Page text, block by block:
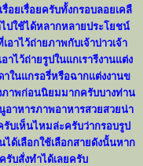
อยเรื่อยครับทั้งกรอบลอยเคลื
ปใช้ได้หลากหลายประโยชน์
อาไว้ถ่ายภาพกับเจ้าบ่าวเจ้า
าไว้ถ่ายรูปในแกเรารีงานแต่ง
าในแกรอรี่หรือฉากแต่งงานข
ภาพก่อนนิยมมากครับบางท่าน
อาหารภาพอาหารสวยสวยน่า
บเห็นไหมล่ะครับว่ากรอบรูป
ด้เลือกใช้เลือกสายดังนั้นหาก
รับสั่งทำได้เลยครับ